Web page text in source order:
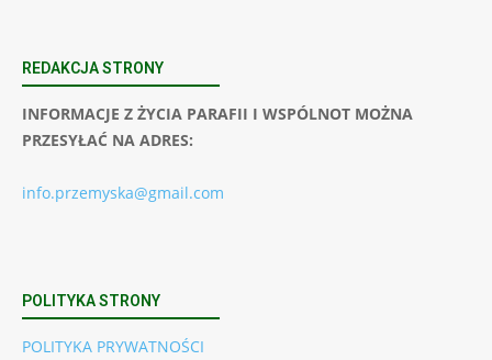
REDAKCJA STRONY
INFORMACJE Z ŻYCIA PARAFII I WSPÓLNOT MOŻNA
PRZESYŁAĆ NA ADRES:
info.przemyska@gmail.com
POLITYKA STRONY
POLITYKA PRYWATNOŚCI